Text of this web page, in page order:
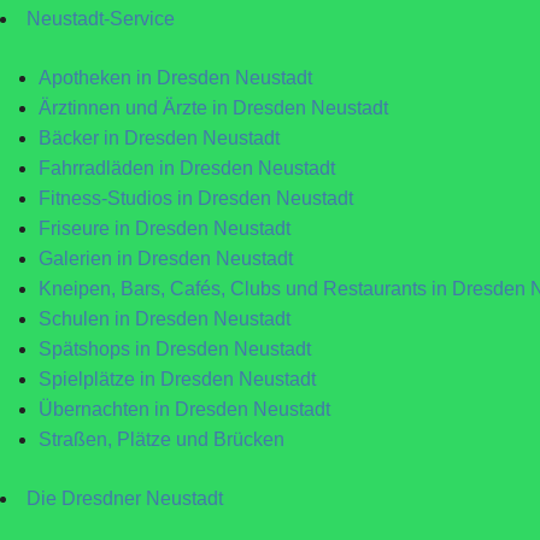
Neustadt-Service
Apotheken in Dresden Neustadt
Ärztinnen und Ärzte in Dresden Neustadt
Bäcker in Dresden Neustadt
Fahrradläden in Dresden Neustadt
Fitness-Studios in Dresden Neustadt
Friseure in Dresden Neustadt
Galerien in Dresden Neustadt
Kneipen, Bars, Cafés, Clubs und Restaurants in Dresden
Schulen in Dresden Neustadt
Spätshops in Dresden Neustadt
Spielplätze in Dresden Neustadt
Übernachten in Dresden Neustadt
Straßen, Plätze und Brücken
Die Dresdner Neustadt